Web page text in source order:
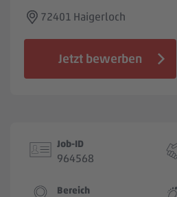
Jobbörse
72401 Haigerloch
Jetzt bewerben
Job-ID
964568
Bereich